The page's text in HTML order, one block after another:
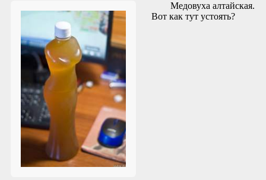
Медовуха алтайская.
Вот как тут устоять?